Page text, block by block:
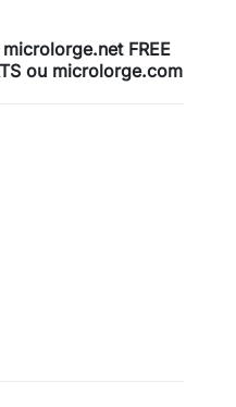
FREE
ou microlorge.com